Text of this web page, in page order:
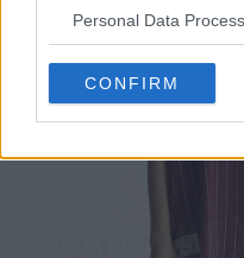
Personal Data
CONFIRM